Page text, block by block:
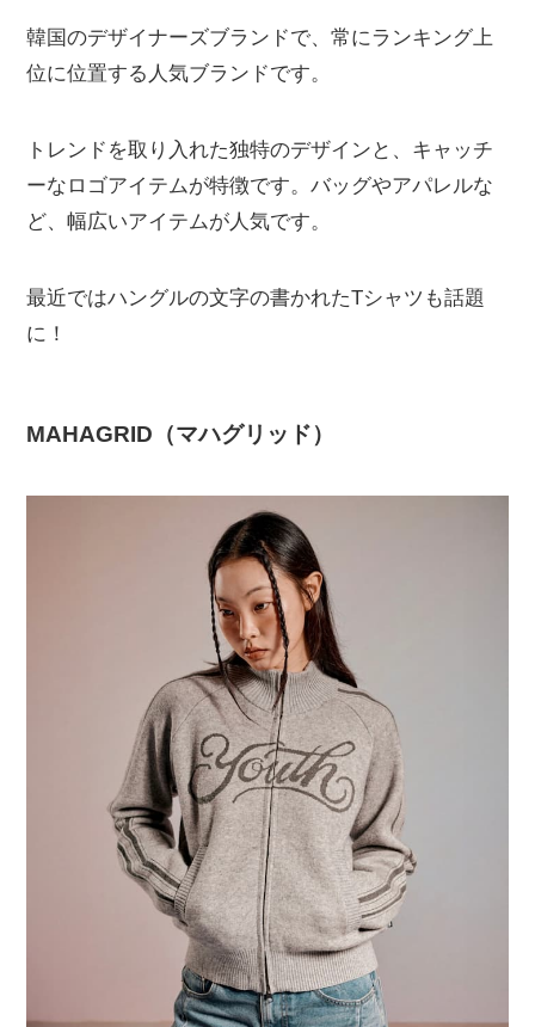
韓国のデザイナーズブランドで、常にランキング上
位に位置する人気ブランドです。
トレンドを取り入れた独特のデザインと、キャッチ
ーなロゴアイテムが特徴です。バッグやアパレルな
ど、幅広いアイテムが人気です。
最近ではハングルの文字の書かれたTシャツも話題
に！
MAHAGRID（マハグリッド）